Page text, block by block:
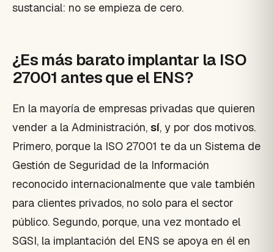
sustancial: no se empieza de cero.
¿Es más barato implantar la ISO
27001 antes que el ENS?
En la mayoría de empresas privadas que quieren
vender a la Administración, sí, y por dos motivos.
Primero, porque la ISO 27001 te da un Sistema de
Gestión de Seguridad de la Información
reconocido internacionalmente que vale también
para clientes privados, no solo para el sector
público. Segundo, porque, una vez montado el
SGSI, la implantación del ENS se apoya en él en